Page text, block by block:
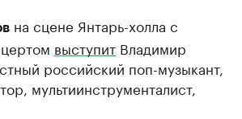
на сцене Янтарь-холла с
выступит Владимир
российский поп-музыкант,
мультиинструменталист,